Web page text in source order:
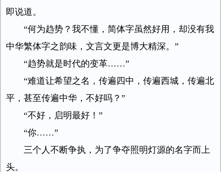
即说道。
“何为趋势？我不懂，简体字虽然好用，却没有我
中华繁体字之韵味，文言文更是博大精深。”
“趋势就是时代的变革……”
“难道让希望之名，传遍四中，传遍西城，传遍北
平，甚至传遍中华，不好吗？”
“不好，启明最好！”
“你……”
三个人不断争执，为了争夺照明灯源的名字而上
头。